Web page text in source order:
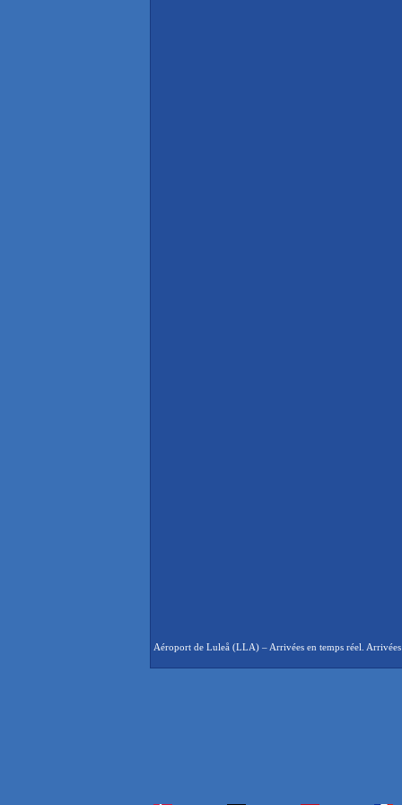
Aéroport de Luleå (LLA) – Arrivées en temps réel.